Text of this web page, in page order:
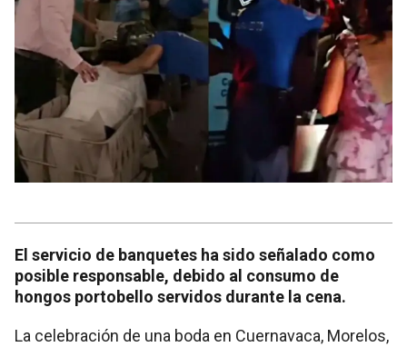
El servicio de banquetes ha sido señalado como
posible responsable, debido al consumo de
hongos portobello servidos durante la cena.
La celebración de una boda en Cuernavaca, Morelos,